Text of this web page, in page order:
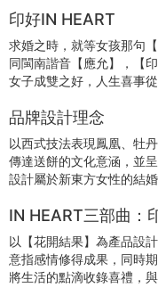
印好IN HEART
求婚之時，就等女孩那句【
同閩南諧音【應允】，【
女子成雙之好，人生喜事
品牌設計理念
以西式技法表現鳳凰、牡
傳達送餅的文化意涵，並
設計屬於新東方女性的結
IN HEART三部曲：
以【花開結果】為產品設
意指感情修得成果，同時
將生活的點滴收錄喜禮，